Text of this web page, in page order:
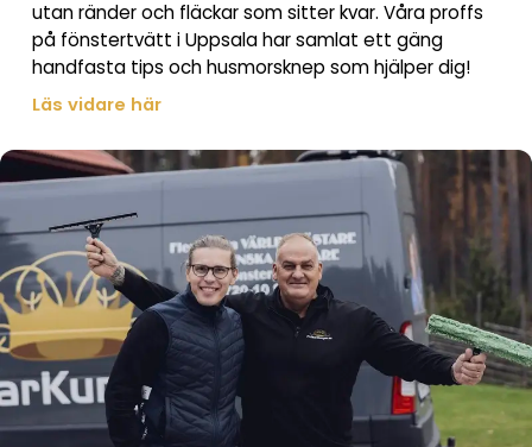
utan ränder och fläckar som sitter kvar. Våra proffs
på fönstertvätt i Uppsala har samlat ett gäng
handfasta tips och husmorsknep som hjälper dig!
Läs vidare här